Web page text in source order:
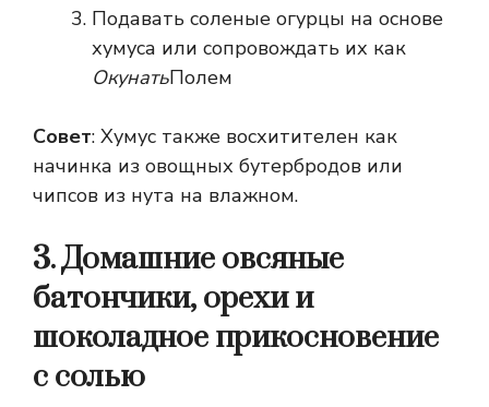
Подавать соленые огурцы на основе
хумуса или сопровождать их как
ОкунатьПолем
Совет: Хумус также восхитителен как
начинка из овощных бутербродов или
чипсов из нута на влажном.
3. Домашние овсяные
батончики, орехи и
шоколадное прикосновение
с солью